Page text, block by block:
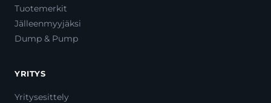
Tuotemerkit
Jälleenmyyjäksi
Dump & Pump
YRITYS
Yritysesittely